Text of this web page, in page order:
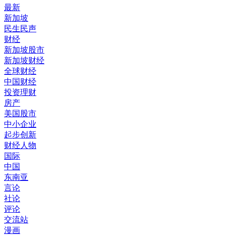
最新
新加坡
民生民声
财经
新加坡股市
新加坡财经
全球财经
中国财经
投资理财
房产
美国股市
中小企业
起步创新
财经人物
国际
中国
东南亚
言论
社论
评论
交流站
漫画